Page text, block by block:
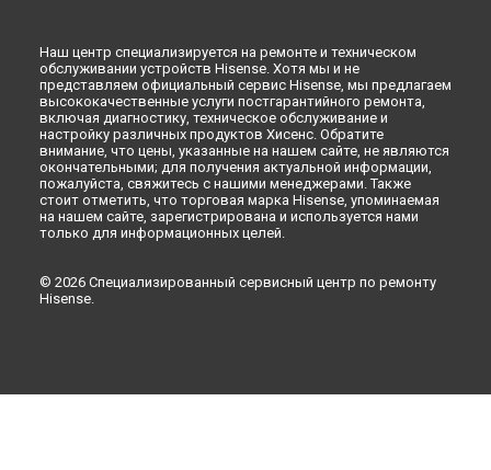
Наш центр специализируется на ремонте и техническом
обслуживании устройств Hisense. Хотя мы и не
представляем официальный сервис Hisense, мы предлагаем
высококачественные услуги постгарантийного ремонта,
включая диагностику, техническое обслуживание и
настройку различных продуктов Хисенс. Обратите
внимание, что цены, указанные на нашем сайте, не являются
окончательными; для получения актуальной информации,
пожалуйста, свяжитесь с нашими менеджерами. Также
стоит отметить, что торговая марка Hisense, упоминаемая
на нашем сайте, зарегистрирована и используется нами
только для информационных целей.
© 2026 Специализированный сервисный центр по ремонту
Hisense.